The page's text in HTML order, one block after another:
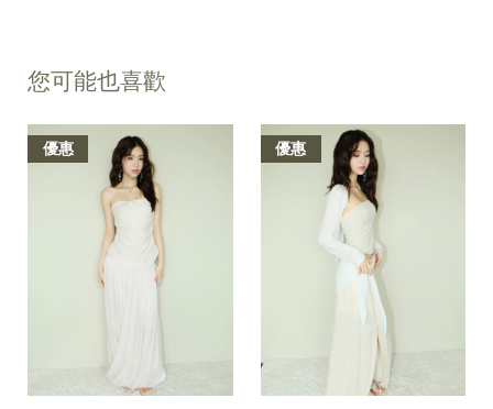
您可能也喜歡
優惠 優惠